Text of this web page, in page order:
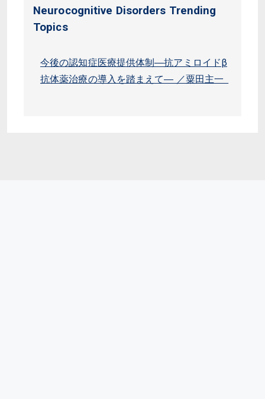
Neurocognitive Disorders Trending
Topics
今後の認知症医療提供体制―抗アミロイドβ
抗体薬治療の導入を踏まえて― ／粟田主一